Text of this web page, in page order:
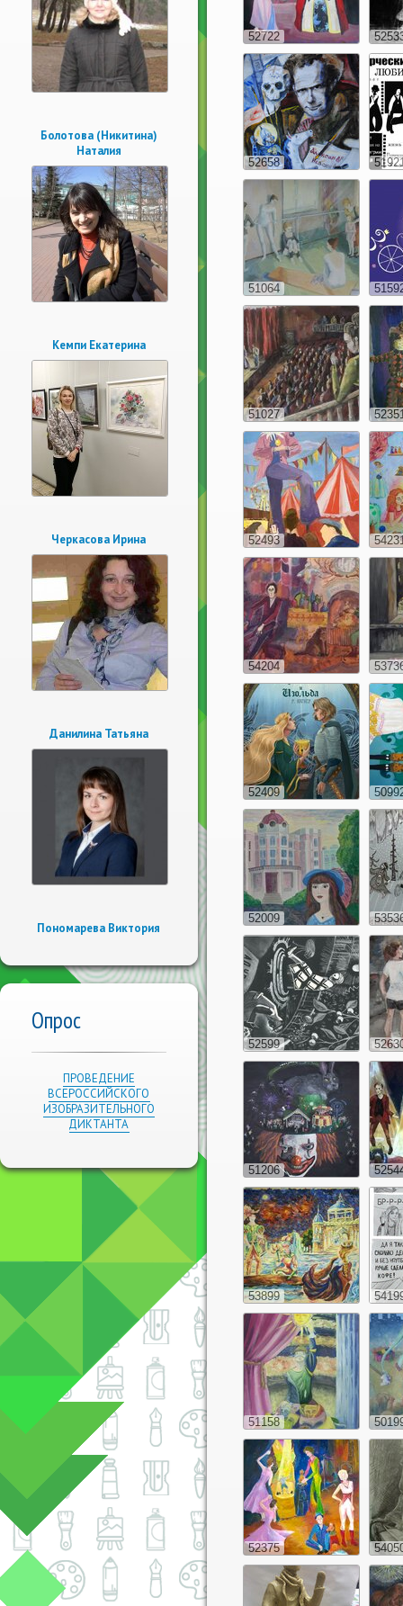
Болотова (Никитина)
Наталия
Кемпи Екатерина
Черкасова Ирина
Данилина Татьяна
Пономарева Виктория
Опрос
ПРОВЕДЕНИЕ
ВСЕРОССИЙСКОГО
ИЗОБРАЗИТЕЛЬНОГО
ДИКТАНТА
52722
52658
51064
51027
52493
54204
52409
52009
52599
51206
53899
51158
52375